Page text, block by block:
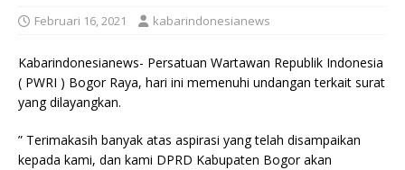
Februari 16, 2021 kabarindonesianews
Kabarindonesianews- Persatuan Wartawan Republik Indonesia
( PWRI ) Bogor Raya, hari ini memenuhi undangan terkait surat
yang dilayangkan.
” Terimakasih banyak atas aspirasi yang telah disampaikan
kepada kami, dan kami DPRD Kabupaten Bogor akan